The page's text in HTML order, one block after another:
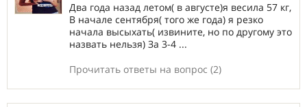
Два года назад летом( в августе)я весила 57 кг,
В начале сентября( того же года) я резко
начала высыхать( извините, но по другому это
назвать нельзя) За 3-4 ...
Прочитать ответы на вопрос (2)